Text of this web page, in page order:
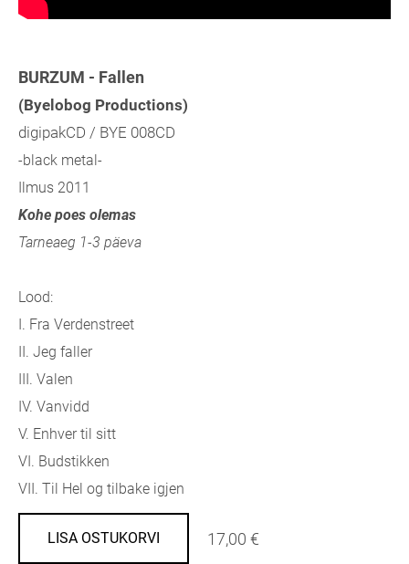
BURZUM - Fallen
(Byelobog Productions)
digipakCD / BYE 008CD
-black metal-
Ilmus 2011
Kohe poes olemas
Tarneaeg 1-3 päeva
Lood:
I. Fra Verdenstreet
II. Jeg faller
III. Valen
IV. Vanvidd
V. Enhver til sitt
VI. Budstikken
VII. Til Hel og tilbake igjen
LISA OSTUKORVI 17,00 €